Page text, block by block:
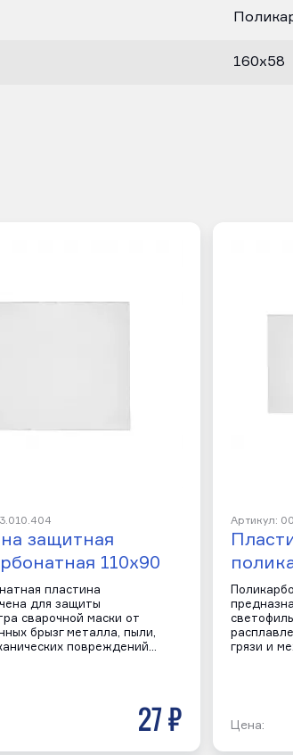
160х58
защитная
110х90
пластина
для защиты
сварочной маски от
брызг металла, пыли,
повреждений…
27 р
Артикул:
грязи и
Цена: